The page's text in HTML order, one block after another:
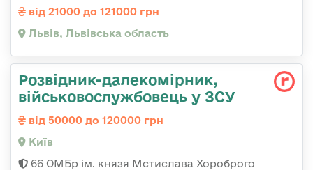
від 21000 до 121000 грн
Львів, Львівська область
Розвідник-далекомірник,
військовослужбовець у ЗСУ
від 50000 до 120000 грн
Київ
66 ОМБр ім. князя Мстислава Хороброго